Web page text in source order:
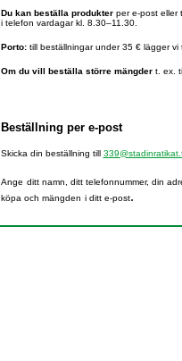
Du kan beställa produkterper e-post eller
i telefon vardagar kl. 8.30–11.30.
Porto:till beställningar under 35 € lägger vi
Om du vill beställa större mängdert. ex.
Beställning per e-post
Skicka din beställning till
Ange ditt namn, ditt telefonnummer, din
köpa och mängden i ditt e-post.